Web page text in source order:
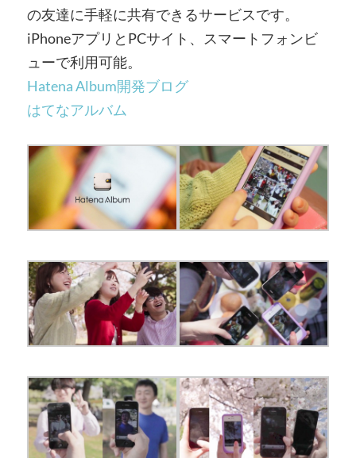
の友達に手軽に共有できるサービスです。
iPho­neアプリとPCサイト、スマートフォンビ
ューで利用可能。
Hatena Album開発ブログ
はてなアルバム